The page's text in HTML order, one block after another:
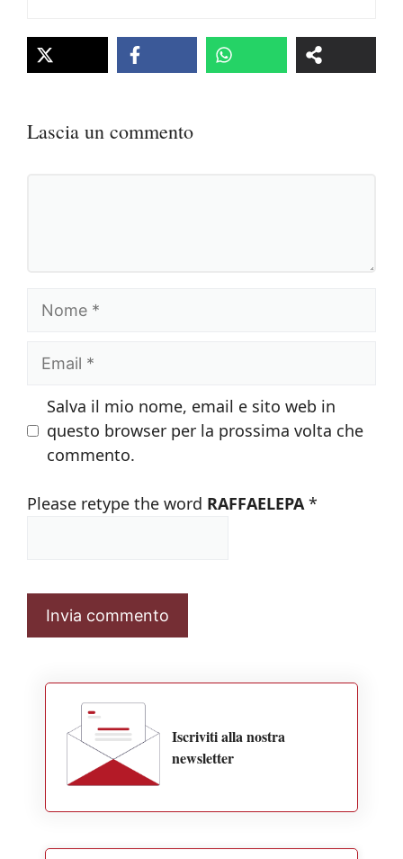
Lascia un commento
Salva il mio nome, email e sito web in
questo browser per la prossima volta che
commento.
Please retype the word RAFFAELEPA *
Iscriviti alla nostra
newsletter